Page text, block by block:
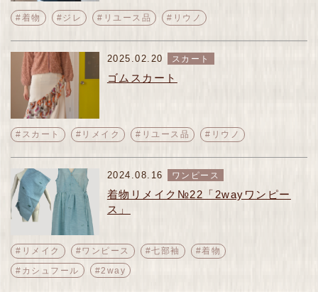
#着物 #ジレ #リユース品 #リウノ
2025.02.20 スカート
ゴムスカート
#スカート #リメイク #リユース品 #リウノ
2024.08.16 ワンピース
着物リメイク№22「2wayワンピー
ス」
#リメイク #ワンピース #七部袖
#着物
#カシュフール
#2way